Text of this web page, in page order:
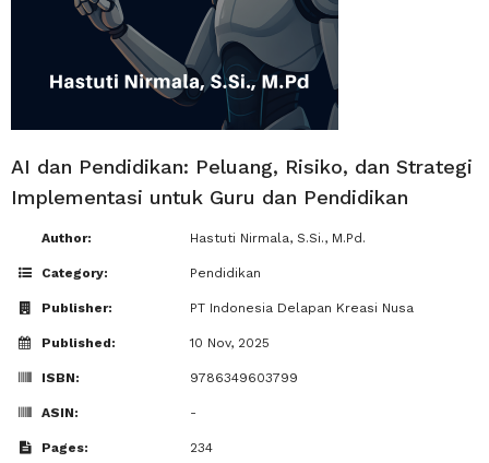
AI dan Pendidikan: Peluang, Risiko, dan Strategi
Implementasi untuk Guru dan Pendidikan
Author: Hastuti Nirmala, S.Si., M.Pd.
Category: Pendidikan
Publisher: PT Indonesia Delapan Kreasi Nusa
Published: 10 Nov, 2025
ISBN: 9786349603799
ASIN: -
Pages: 234